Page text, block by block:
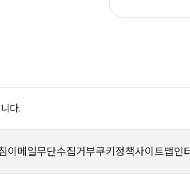
다.
이메일무단수집거부쿠키정책사이트맵인